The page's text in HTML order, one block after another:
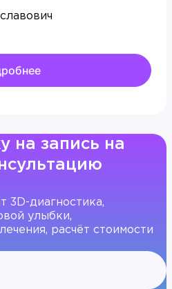
на запись на
3D-диагностика,
улыбки,
расчёт стоимости